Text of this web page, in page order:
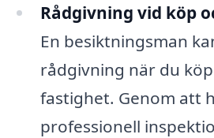
Rådgivning vid köp
En besiktningsman
rådgivning när du
fastighet. Genom att
professionell